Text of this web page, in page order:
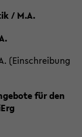
/ M.A.
(Einschreibung
für den